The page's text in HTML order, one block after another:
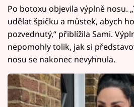
Po botoxu objevila výplně nosu.
udělat špičku a můstek, abych
pozvednutý,“ přiblížila Sami.
nepomohly tolik, jak si
nosu se nakonec nevyhnula.